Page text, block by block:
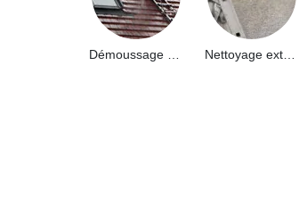
Nettoyage extérieur bâtiment industriel 91